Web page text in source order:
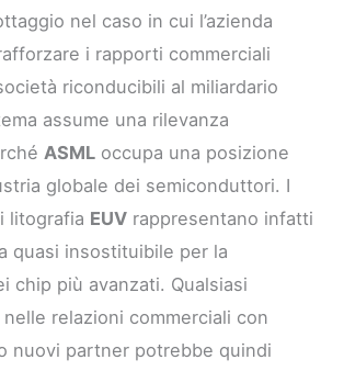
nel caso in cui l’azienda
i rapporti commerciali
riconducibili al miliardario
assume una rilevanza
ASML occupa una posizione
globale dei semiconduttori. I
litografia EUV rappresentano infatti
quasi insostituibile per la
chip più avanzati. Qualsiasi
relazioni commerciali con
nuovi partner potrebbe quindi